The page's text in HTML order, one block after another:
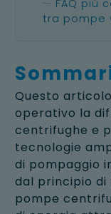
FAQ più
tra pompe
Questo
operativo la
centrifughe e
tecnologie
di pompaggio
dal principio di
pompe